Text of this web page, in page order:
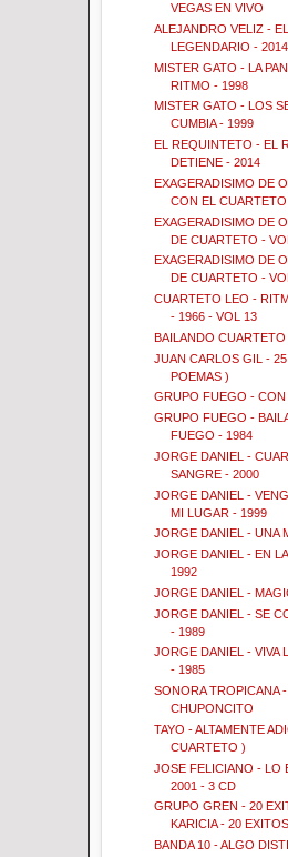
VEGAS EN VIVO
ALEJANDRO VELIZ - EL
LEGENDARIO - 2014
MISTER GATO - LA
RITMO - 1998
MISTER GATO - LOS
CUMBIA - 1999
EL REQUINTETO - EL
DETIENE - 2014
EXAGERADISIMO DE
CON EL CUARTETO
EXAGERADISIMO DE
DE CUARTETO -
EXAGERADISIMO DE
DE CUARTETO -
CUARTETO LEO -
- 1966 - VOL 13
BAILANDO
JUAN CARLOS GIL -
POEMAS )
GRUPO FUEGO -
GRUPO FUEGO -
FUEGO - 1984
JORGE DANIEL -
SANGRE - 2000
JORGE DANIEL -
MI LUGAR - 1999
JORGE DANIEL - UNA
JORGE DANIEL - EN
1992
JORGE DANIEL -
JORGE DANIEL - SE
- 1989
JORGE DANIEL - VIVA
- 1985
SONORA TROPICANA -
CHUPONCITO
TAYO - ALTAMENTE
CUARTETO )
JOSE FELICIANO - LO
2001 - 3 CD
GRUPO GREN - 20
KARICIA - 20
BANDA 10 - ALGO